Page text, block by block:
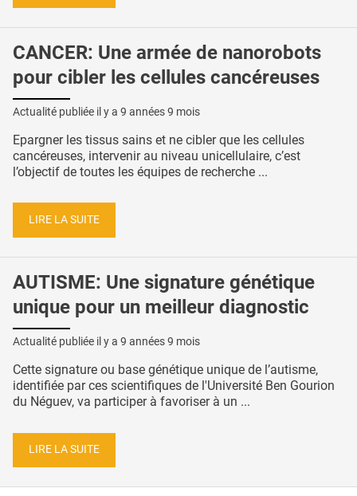
CANCER: Une armée de nanorobots
pour cibler les cellules cancéreuses
Actualité publiée il y a 9 années 9 mois
Epargner les tissus sains et ne cibler que les cellules
cancéreuses, intervenir au niveau unicellulaire, c’est
l’objectif de toutes les équipes de recherche ...
LIRE LA SUITE
AUTISME: Une signature génétique
unique pour un meilleur diagnostic
Actualité publiée il y a 9 années 9 mois
Cette signature ou base génétique unique de l’autisme,
identifiée par ces scientifiques de l'Université Ben Gourion
du Néguev, va participer à favoriser à un ...
LIRE LA SUITE